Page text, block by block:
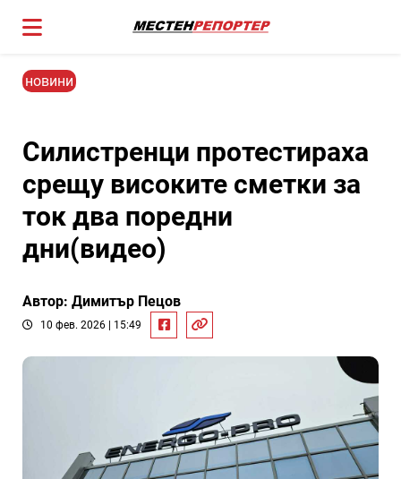
новини
Силистренци протестираха
срещу високите сметки за
ток два поредни
дни(видео)
Автор: Димитър Пецов
10 фев. 2026 | 15:49